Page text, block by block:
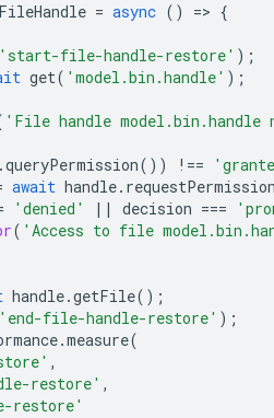
= async () => {
'start-file-handle-restore' );
get( 'model.bin.handle' );
'File handle
.queryPermission()) !==
await handle.
'denied' || decision ===
( 'Access to file
handle.getFile();
'end-file-handle-restore' );
.measure(
,
restore' ,
restore'